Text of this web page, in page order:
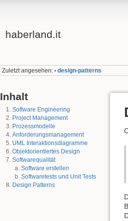
haberland.it
Zuletzt angesehen: • design-patterns
Inhalt
Software Engineering
Project Management
Prozessmodelle
Anforderungsmanagement
UML Interaktionsdiagramme
Objektorientiertes Design
Softwarequalität
Software erstellen
Softwaretests und Unit Tests
Design Patterns